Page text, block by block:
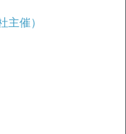
主催）